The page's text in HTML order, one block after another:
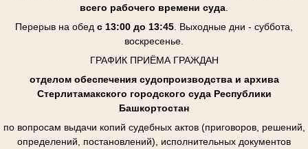
всего рабочего времени суда
Перерыв на обед с 13:00 до 13:45 . Выходные дни - суббота,
воскресенье.
ГРАФИК ПРИЁМА ГРАЖДАН
отделом обеспечения судопроизводства и архива
Стерлитамакского городского суда Республики
Башкортостан
по вопросам выдачи копий судебных актов (приговоров, решений,
определений, постановлений), исполнительных документов